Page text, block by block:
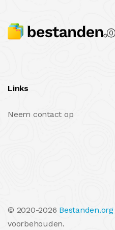
Links
Neem contact op
© 2020-2026 Bestanden.org
voorbehouden.